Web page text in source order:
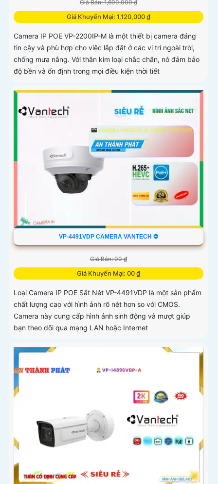
Giá Bán: 1,600,000 ₫
Giá Khuyến Mại: 1,120,000 ₫
Camera IP POE VP-2200IP-M là một thiết bị camera đáng
tin cậy và phù hợp cho việc lắp đặt ở các vị trí ngoài trời,
chống mưa nắng. Với thân kim loại chắc chắn, nó đảm bảo
độ bền và ổn định trong mọi điều kiện thời tiết
VP-4491VDP CAMERA VANTECH ❂
Giá Bán: 00 ₫
Giá Khuyến Mại: 00 ₫
Loại Camera IP POE Sắt Nét VP-4491VDP là một sản phẩm
chất lượng cao với hình ảnh rõ nét hơn so với CMOS.
Camera này cung cấp hình ảnh sinh động và mượt giúp
bạn theo dõi qua mạng LAN hoặc Internet